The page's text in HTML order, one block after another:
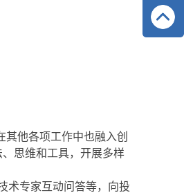
他各项工作中也融入创
思维和工具，开展多样
术专家互动问答等，向投